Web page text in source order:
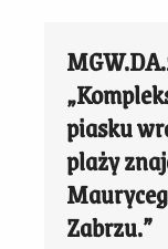
piasku
plaży
Zabrzu.”